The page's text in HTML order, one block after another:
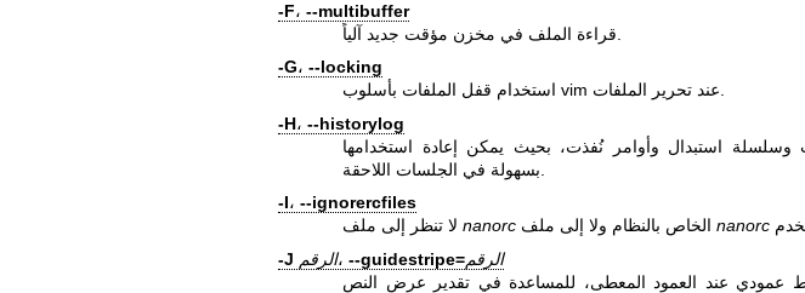
-F، --multibuffer
-G، --locking
استخدام قفل الملفات بأسلوب vim عند تحرير الملفات.
-H، --historylog
استبدال وأوامر نُفذت، بحيث يمكن إعادة استخدامها
-I، --ignorercfiles
لا تنظر إلى ملفnanorc الخاص بالنظام ولا إلى ملفnanorc
-J الرقم، --guidestripe=الرقم
عند العمود المعطى، للمساعدة في تقدير عرض النص. (يمكن تغيير لون